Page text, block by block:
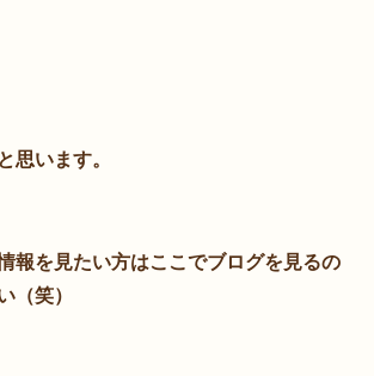
思います。
報を見たい方はここでブログを見るの
（笑）